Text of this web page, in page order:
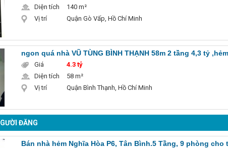
Diện tích
140 m²
Vị trí
Quận Gò Vấp, Hồ Chí Minh
ngon quá nhà VŨ TÙNG BÌNH THẠNH 58m 2 tầng 4,3 tỷ
Giá
4.3 tỷ
Diện tích
58 m²
Vị trí
Quận Bình Thạnh, Hồ Chí Minh
ĐĂNG
Bán nhà hẻm Nghĩa Hòa P6, Tân Bình.5 Tầng, 9 phòng cho